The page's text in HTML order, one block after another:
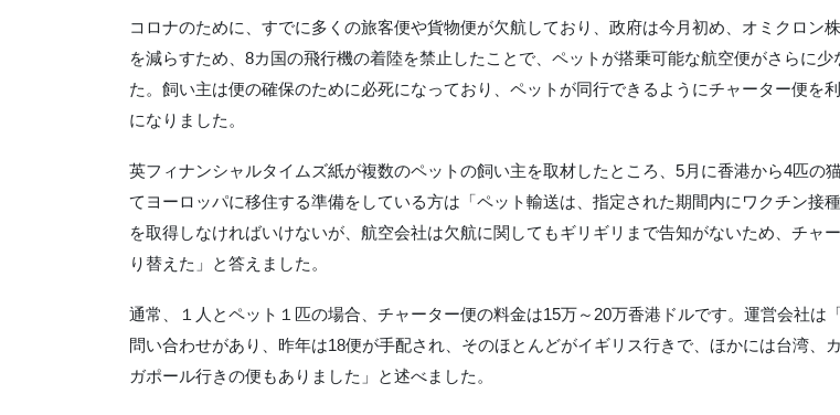
コロナのために、すでに多くの旅客便や貨物便が欠航しており、政府は今月初め、オミクロン
を減らすため、8カ国の飛行機の着陸を禁止したことで、ペットが搭乗可能な航空便がさらに少
た。飼い主は便の確保のために必死になっており、ペットが同行できるようにチャーター便を
になりました。
英フィナンシャルタイムズ紙が複数のペットの飼い主を取材したところ、5月に香港から4匹の
てヨーロッパに移住する準備をしている方は「ペット輸送は、指定された期間内にワクチン接
を取得しなければいけないが、航空会社は欠航に関してもギリギリまで告知がないため、チャ
り替えた」と答えました。
通常、１人とペット１匹の場合、チャーター便の料金は15万～20万香港ドルです。運営会社は
問い合わせがあり、昨年は18便が手配され、そのほとんどがイギリス行きで、ほかには台湾、
ガポール行きの便もありました」と述べました。